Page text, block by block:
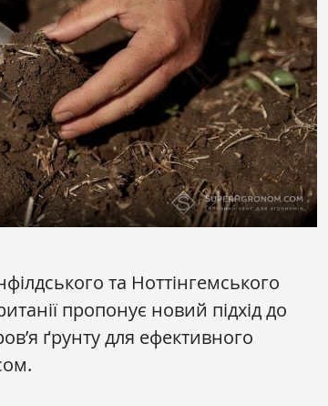
та Ноттінгемського
пропонує новий підхід до
ґрунту для ефективного